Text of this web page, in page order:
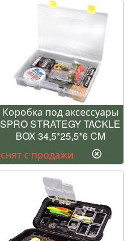
Коробка под аксессуары
SPRO STRATEGY TACKLE
BOX 34,5*25,5*6 CM
снят с продажи